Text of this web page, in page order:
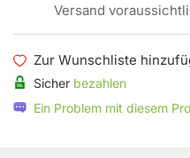
Versand
Zur Wunschliste
Sicher bezahlen
Ein Problem mit diesem